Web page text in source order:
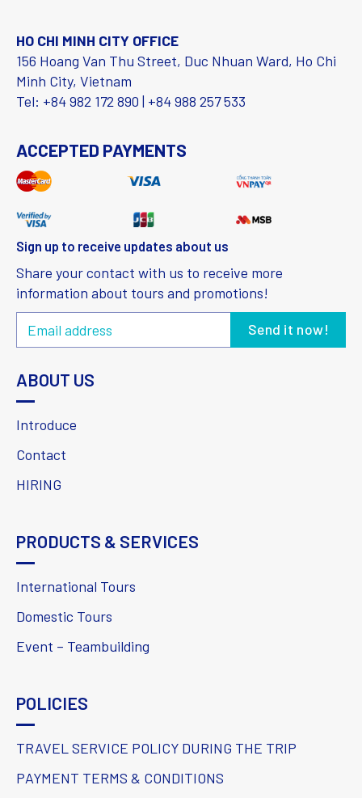
HO CHI MINH CITY OFFICE
156 Hoang Van Thu Street, Duc Nhuan Ward, Ho Chi
Minh City, Vietnam
Tel: +84 982 172 890 | +84 988 257 533
ACCEPTED PAYMENTS
Sign up to receive updates about us
Share your contact with us to receive more
information about tours and promotions!
ABOUT US
Introduce
Contact
HIRING
PRODUCTS & SERVICES
International Tours
Domestic Tours
Event – Teambuilding
POLICIES
TRAVEL SERVICE POLICY DURING THE TRIP
PAYMENT TERMS & CONDITIONS